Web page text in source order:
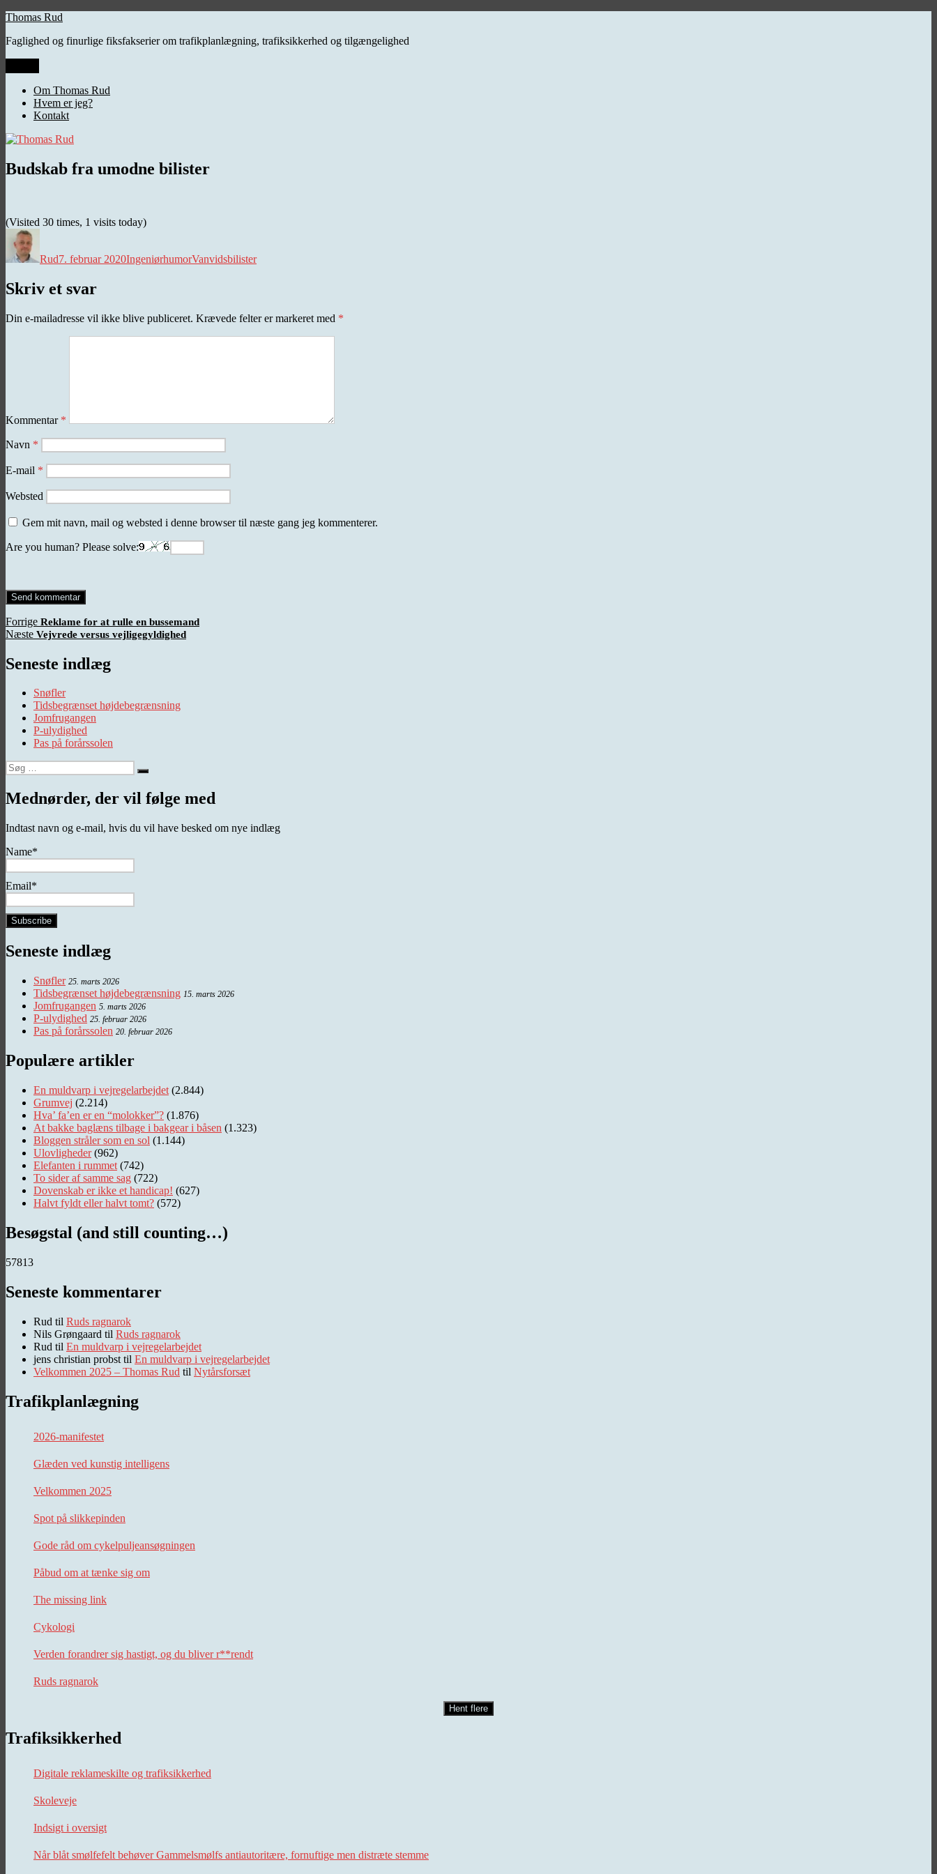
Videre
indhold
Thomas Rud
Faglighed og finurlige fiksfakserier om trafikplanlægning, trafiksikkerhed og tilgængelighed
Om Thomas Rud
Hvem er jeg?
Kontakt
Budskab fra umodne bilister
(Visited 30 times, 1 visits today)
Rud7. februar 2020IngeniørhumorVanvidsbilister
Skriv et svar
Din e-mailadresse vil ikke blive publiceret. Krævede felter er markeret med *
Kommentar *
Navn *
E-mail *
Websted
Gem mit navn, mail og websted i denne browser til næste gang jeg kommenterer.
Are you human? Please solve:
Indlægsnavigation
Forrige Forrige
indlæg:
Reklame for at rulle en bussemand
Næste Næste
Vejvrede versus vejligegyldighed
Seneste indlæg
Snøfler
Tidsbegrænset højdebegrænsning
Jomfrugangen
P-ulydighed
Pas på forårssolen
Søg
efter:
Søg
Mednørder, der vil følge med
Indtast navn og e-mail, hvis du vil have besked om nye indlæg
Name*
Email*
Seneste indlæg
Snøfler 25. marts 2026
Tidsbegrænset højdebegrænsning 15. marts 2026
Jomfrugangen 5. marts 2026
P-ulydighed 25. februar 2026
Pas på forårssolen 20. februar 2026
Populære artikler
En muldvarp i vejregelarbejdet (2.844)
Grumvej (2.214)
Hva’ fa’en er en “molokker”? (1.876)
At bakke baglæns tilbage i bakgear i båsen (1.323)
Bloggen stråler som en sol (1.144)
Ulovligheder (962)
Elefanten i rummet (742)
To sider af samme sag (722)
Dovenskab er ikke et handicap! (627)
Halvt fyldt eller halvt tomt? (572)
Besøgstal (and still counting…)
57813
Seneste kommentarer
Rud til Ruds ragnarok
Nils Grøngaard til Ruds ragnarok
Rud til En muldvarp i vejregelarbejdet
jens christian probst til En muldvarp i vejregelarbejdet
Velkommen 2025 – Thomas Rud til Nytårsforsæt
Trafikplanlægning
2026-manifestet
Glæden ved kunstig intelligens
Velkommen 2025
Spot på slikkepinden
Gode råd om cykelpuljeansøgningen
Påbud om at tænke sig om
The missing link
Cykologi
Verden forandrer sig hastigt, og du bliver r**rendt
Ruds ragnarok
Hent flere
Trafiksikkerhed
Digitale reklameskilte og trafiksikkerhed
Skoleveje
Indsigt i oversigt
Når blåt smølfefelt behøver Gammelsmølfs antiautoritære, fornuftige men distræte stemme